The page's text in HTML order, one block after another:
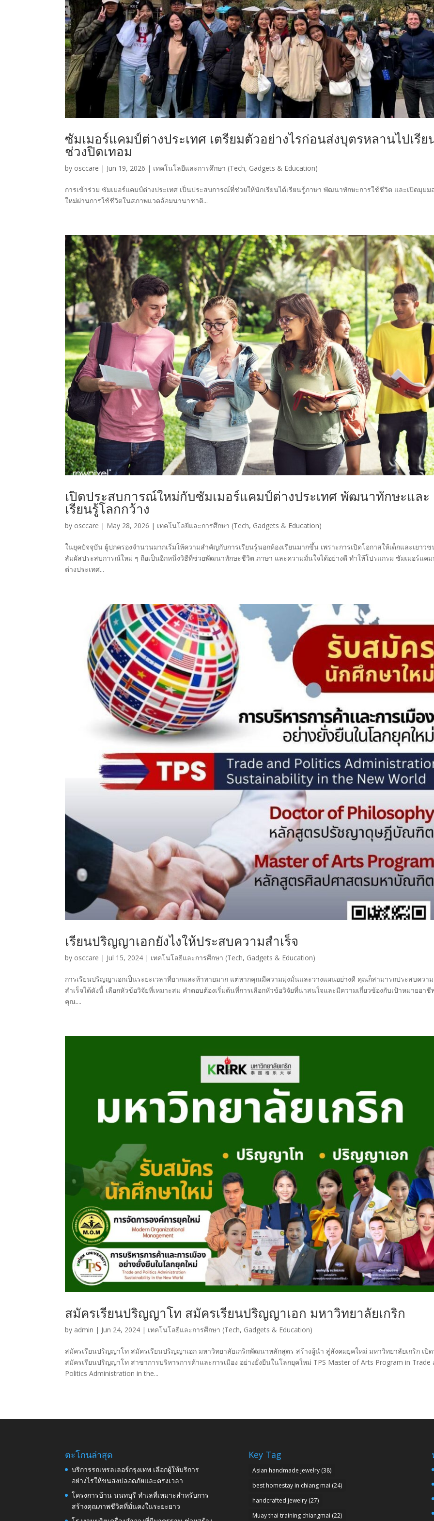
ซัมเมอร์แคมป์ต่างประเทศ เตรียมตัวอย่างไรก่อนส่งบุตรหลานไปเรีย
ช่วงปิดเทอม
by osccare | Jun 19, 2026 | เทคโนโลยีและการศึกษา (Tech, Gadgets & Education)
การเข้าร่วม ซัมเมอร์แคมป์ต่างประเทศ เป็นประสบการณ์ที่ช่วยให้นักเรียนได้เรียนรู้ภาษา พัฒนาทักษะการใช้ชีวิต และเปิดมุมม
ใหม่ผ่านการใช้ชีวิตในสภาพแวดล้อมนานาชาติ...
เปิดประสบการณ์ใหม่กับซัมเมอร์แคมป์ต่างประเทศ พัฒนาทักษะและ
เรียนรู้โลกกว้าง
by osccare | May 28, 2026 | เทคโนโลยีและการศึกษา (Tech, Gadgets & Education)
ในยุคปัจจุบัน ผู้ปกครองจำนวนมากเริ่มให้ความสำคัญกับการเรียนรู้นอกห้องเรียนมากขึ้น เพราะการเปิดโอกาสให้เด็กและเยาวช
สัมผัสประสบการณ์ใหม่ ๆ ถือเป็นอีกหนึ่งวิธีที่ช่วยพัฒนาทักษะชีวิต ภาษา และความมั่นใจได้อย่างดี ทำให้โปรแกรม ซัมเมอร์แคม
ต่างประเทศ...
เรียนปริญญาเอกยังไงให้ประสบความสำเร็จ
by osccare | Jul 15, 2024 | เทคโนโลยีและการศึกษา (Tech, Gadgets & Education)
การเรียนปริญญาเอกเป็นระยะเวลาที่ยากและท้าทายมาก แต่หากคุณมีความมุ่งมั่นและวางแผนอย่างดี คุณก็สามารถประสบความ
สำเร็จได้ดังนี้ เลือกหัวข้อวิจัยที่เหมาะสม คำตอบต้องเริ่มต้นที่การเลือกหัวข้อวิจัยที่น่าสนใจและมีความเกี่ยวข้องกับเป้าหมายอาชี
คุณ....
สมัครเรียนปริญญาโท สมัครเรียนปริญญาเอก มหาวิทยาลัยเกริก
by admin | Jun 24, 2024 | เทคโนโลยีและการศึกษา (Tech, Gadgets & Education)
สมัครเรียนปริญญาโท สมัครเรียนปริญญาเอก มหาวิทยาลัยเกริกพัฒนาหลักสูตร สร้างผู้นำ สู่สังคมยุคใหม่ มหาวิทยาลัยเกริก เปิ
สมัครเรียนปริญญาโท สาขาการบริหารการค้าและการเมือง อย่างยั่งยืนในโลกยุคใหม่ TPS Master of Arts Program in Trade
Politics Administration in the...
ตะโกนล่าสุด
บริการรถเทรลเลอร์กรุงเทพ เลือกผู้ให้บริการ
อย่างไรให้ขนส่งปลอดภัยและตรงเวลา
โครงการบ้าน นนทบุรี ทำเลที่เหมาะสำหรับการ
สร้างคุณภาพชีวิตที่มั่นคงในระยะยาว
Key Tag
Asian handmade jewelry(38)
best homestay in chiang mai (24)
handcrafted jewelry(27)
Muay thai training chiangmai (22)